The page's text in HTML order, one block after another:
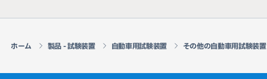
ホーム 製品 - 試験装置 自動車用試験装置 その他の自動車用試験装置